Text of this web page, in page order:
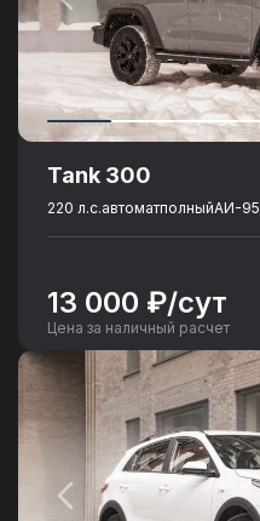
Tank 300
220 л.с.автоматполныйАИ-95
13 000 ₽/сут
Цена за наличный расчет